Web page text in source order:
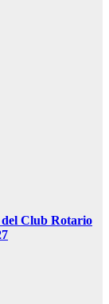
del Club Rotario